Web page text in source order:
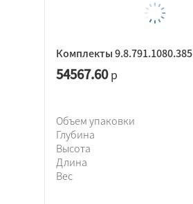
Комплекты 9.8.791.1080.385
54567.60р
Объем упаковки
Глубина
Высота
Длина
Вес